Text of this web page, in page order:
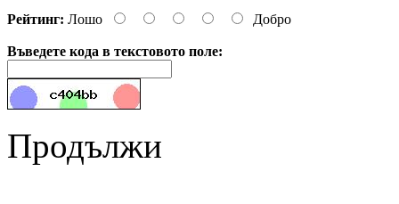
Рейтинг: Лошо Добро
Въведете кода в текстовото поле:
Продължи